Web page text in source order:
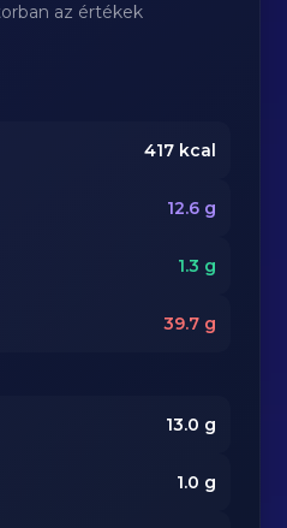
az értékek
417kcal
12.6g
1.3 g
39.7g
13.0 g
1.0 g